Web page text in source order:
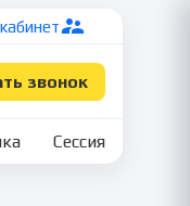
звонок
Сессия